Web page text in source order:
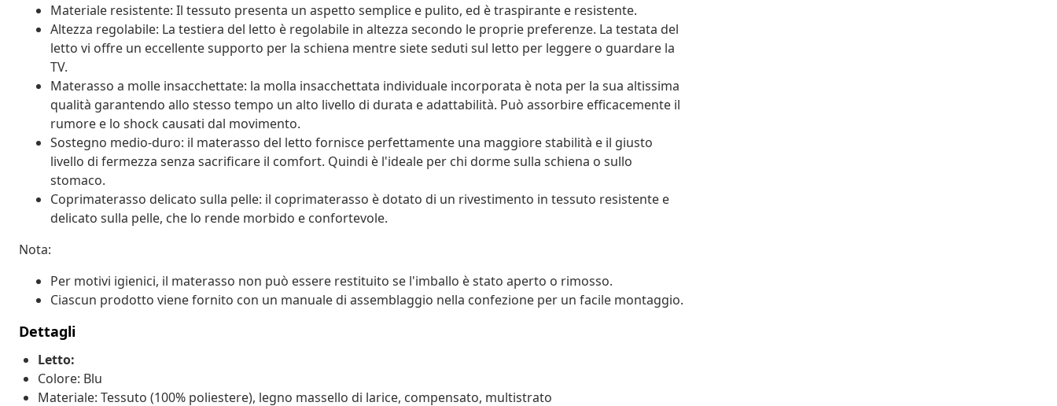
Materiale resistente: Il tessuto presenta un aspetto semplice e pulito, ed è traspirante e resistente.
Altezza regolabile: La testiera del letto è regolabile in altezza secondo le proprie preferenze. La testata del
letto vi offre un eccellente supporto per la schiena mentre siete seduti sul letto per leggere o guardare la
TV.
Materasso a molle insacchettate: la molla insacchettata individuale incorporata è nota per la sua altissima
qualità garantendo allo stesso tempo un alto livello di durata e adattabilità. Può assorbire efficacemente il
rumore e lo shock causati dal movimento.
Sostegno medio-duro: il materasso del letto fornisce perfettamente una maggiore stabilità e il giusto
livello di fermezza senza sacrificare il comfort. Quindi è l'ideale per chi dorme sulla schiena o sullo
stomaco.
Coprimaterasso delicato sulla pelle: il coprimaterasso è dotato di un rivestimento in tessuto resistente e
delicato sulla pelle, che lo rende morbido e confortevole.
Nota:
Per motivi igienici, il materasso non può essere restituito se l'imballo è stato aperto o rimosso.
Ciascun prodotto viene fornito con un manuale di assemblaggio nella confezione per un facile montaggio.
Dettagli
Letto:
Colore: Blu
Materiale: Tessuto (100% poliestere), legno massello di larice, compensato, multistrato